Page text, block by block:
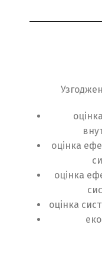
оцінка
оцінка
оцінка